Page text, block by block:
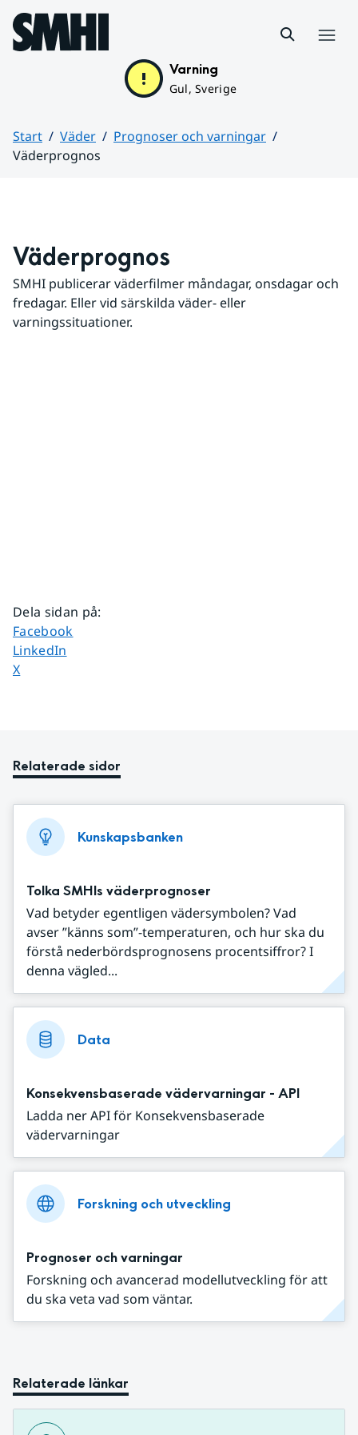
Hoppa till sidans innehåll
Varning
Gul, Sverige
Start Väder
Prognoser och varningar
Väderprognos
Väderprognos
SMHI publicerar väderfilmer måndagar, onsdagar och
fredagar. Eller vid särskilda väder- eller
varningssituationer.
Dela sidan på:
Dela sidan på
Facebook
Dela sidan på
LinkedIn
Dela sidan på
X
Relaterade sidor
Kunskapsbanken
Tolka SMHIs väderprognoser
Vad betyder egentligen vädersymbolen? Vad
avser ”känns som”-temperaturen, och hur ska du
förstå nederbördsprognosens procentsiffror? I
denna vägled...
Data
Konsekvensbaserade vädervarningar - API
Ladda ner API för Konsekvensbaserade
vädervarningar
Forskning och utveckling
Prognoser och varningar
Forskning och avancerad modellutveckling för att
du ska veta vad som väntar.
Relaterade länkar